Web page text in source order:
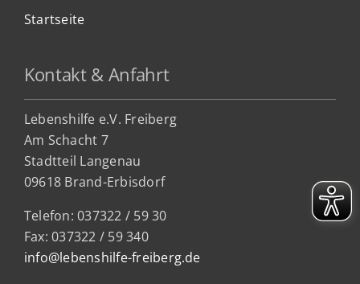
Startseite
Kontakt & Anfahrt
Lebenshilfe e.V. Freiberg
Am Schacht 7
Stadtteil Langenau
09618 Brand-Erbisdorf
Telefon: 037322 / 59 30
Fax: 037322 / 59 340
info@lebenshilfe-freiberg.de